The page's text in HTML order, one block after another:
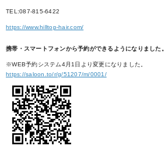
TEL:087-815-6422
https://www.hilltop-hair.com/
携帯・スマートフォンから予約ができるようになりました。
※WEB予約システム4月1日より変更になりました。
https://saloon.to/r/g/51207/m/0001/